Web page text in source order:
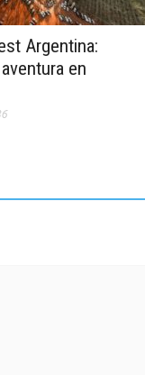
Argentina:
en